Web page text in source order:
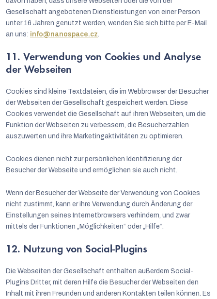
Gesellschaft angebotenen Dienstleistungen von einer Person
unter 16 Jahren genutzt werden, wenden Sie sich bitte per E-Mail
an uns: info@nanospace.cz
11. Verwendung von Cookies und Analyse
der Webseiten
Cookies sind kleine Textdateien, die im Webbrowser der Besucher
der Webseiten der Gesellschaft gespeichert werden. Diese
Cookies verwendet die Gesellschaft auf ihren Webseiten, um die
Funktion der Webseiten zu verbessern, die Besucherzahlen
auszuwerten und ihre Marketingaktivitäten zu optimieren.
Cookies dienen nicht zur persönlichen Identifizierung der
Besucher der Webseite und ermöglichen sie auch nicht.
Wenn der Besucher der Webseite der Verwendung von Cookies
nicht zustimmt, kann er ihre Verwendung durch Änderung der
Einstellungen seines Internetbrowsers verhindern, und zwar
mittels der Funktionen „Möglichkeiten“ oder „Hilfe“.
12. Nutzung von Social-Plugins
Die Webseiten der Gesellschaft enthalten außerdem Social-
Plugins Dritter, mit deren Hilfe die Besucher der Webseiten den
Inhalt mit ihren Freunden und anderen Kontakten teilen können. Es